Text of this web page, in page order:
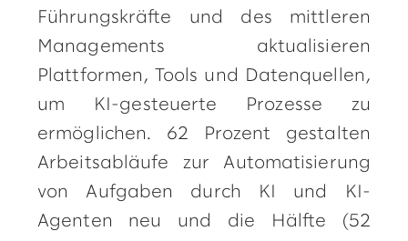
Führungskräfte und des mittleren
Managements aktualisieren
Plattformen, Tools und Datenquellen,
um KI-gesteuerte Prozesse zu
ermöglichen. 62 Prozent gestalten
Arbeitsabläufe zur Automatisierung
von Aufgaben durch KI und KI-
Agenten neu und die Hälfte (52